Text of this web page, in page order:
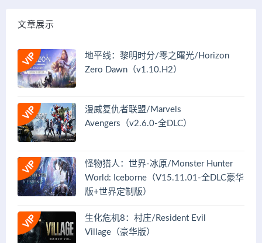
文章展示
地平线：黎明时分/零之曙光/Horizon
Zero Dawn（v1.10.H2）
漫威复仇者联盟/Marvels
Avengers（v2.6.0-全DLC）
怪物猎人：世界-冰原/Monster Hunter
World: Iceborne（V15.11.01-全DLC豪华
版+世界定制版）
生化危机8：村庄/Resident Evil
Village（豪华版）